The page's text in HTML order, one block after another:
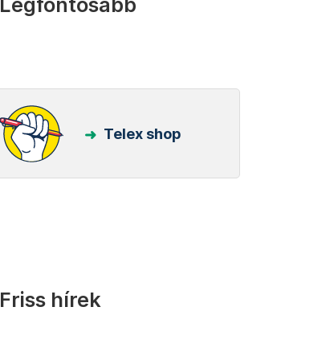
Legfontosabb
Telex shop
Friss hírek